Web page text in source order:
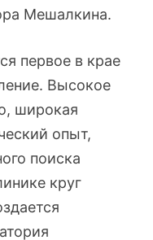
Мешалкина.
первое в крае
Высокое
широкая
опыт,
поиска
круг